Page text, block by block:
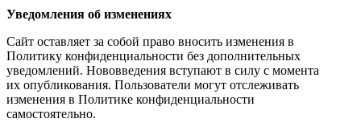
Уведомления об изменениях
Сайт оставляет за собой право вносить изменения в
Политику конфиденциальности без дополнительных
уведомлений. Нововведения вступают в силу с момента
их опубликования. Пользователи могут отслеживать
изменения в Политике конфиденциальности
самостоятельно.